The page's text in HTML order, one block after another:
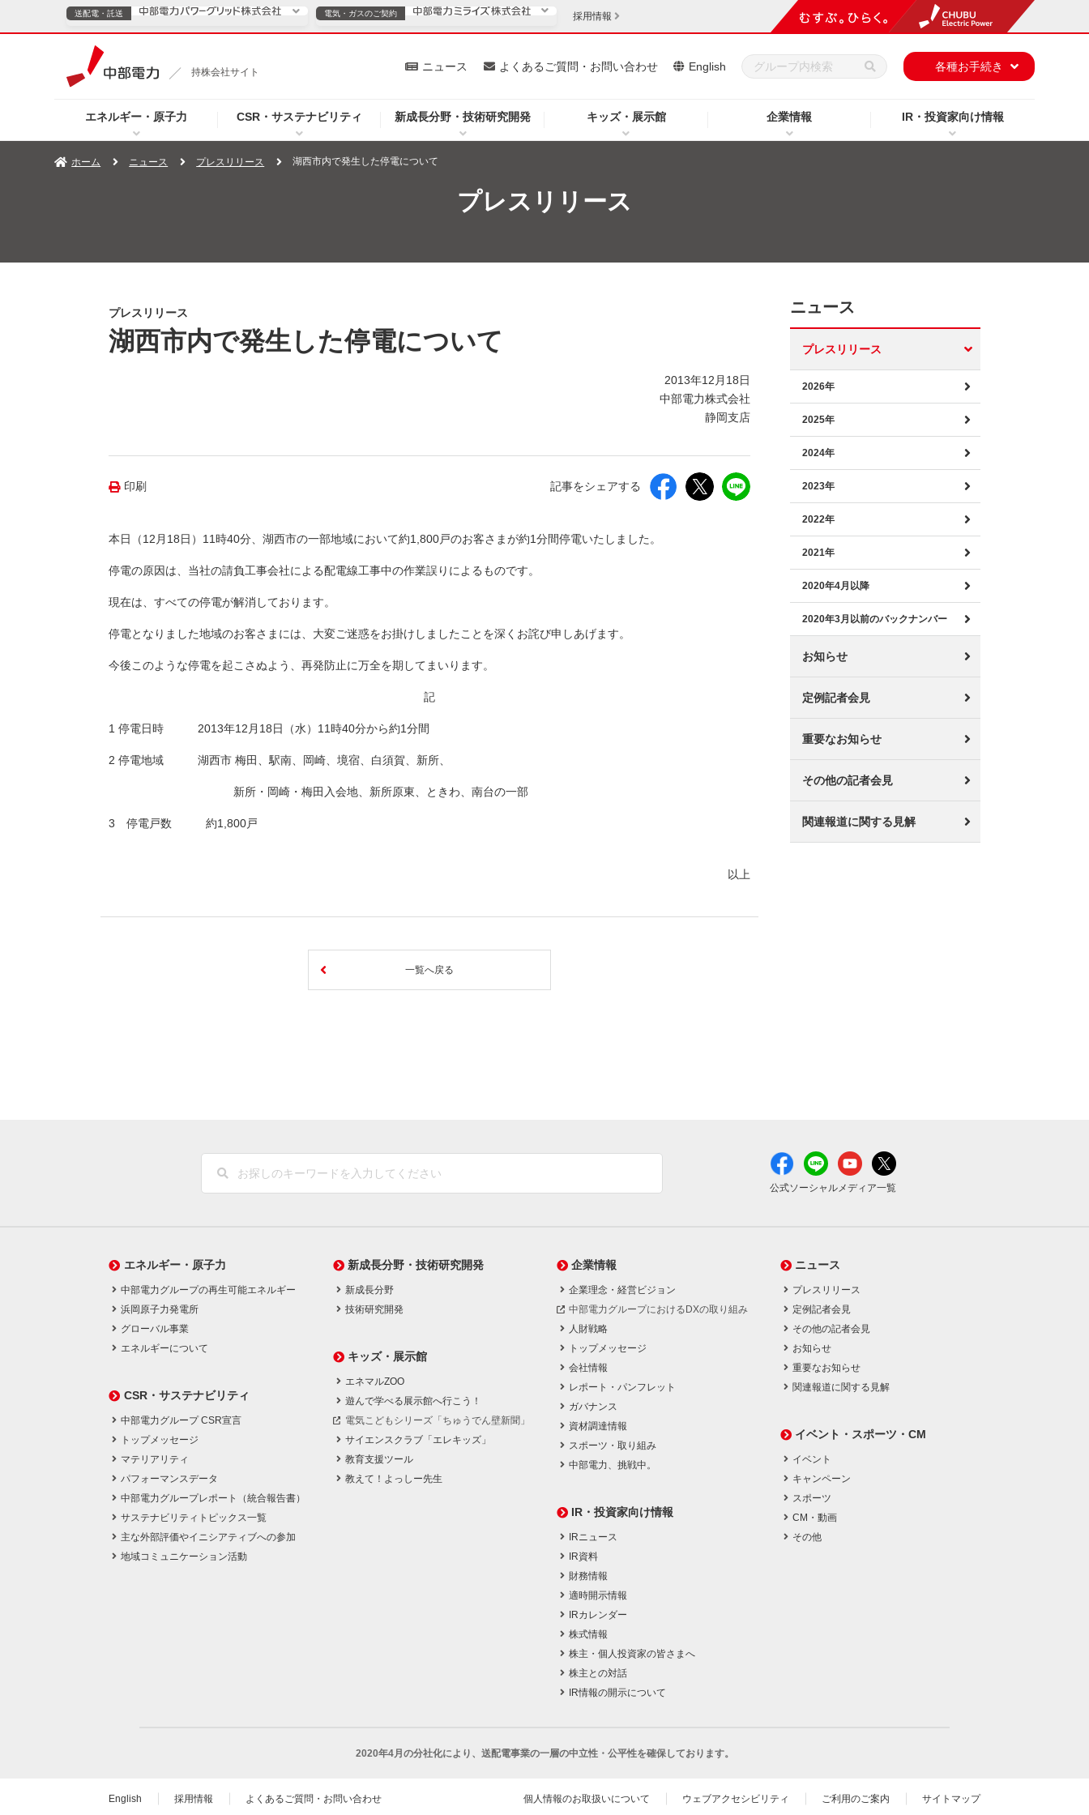
持株会社サイト
エネルギー・原子力 CSR・サステナビリティ 新成長分野・技術研究開発 キッズ・展示館 企業情報 IR・投資家向け情報
ニュース よくあるご質問・お問い合わせ English 各種お手続き
送配電・託送
TOPページへ ご案内 安定供給
企業情報
電気・ガスのご契約
電気・ガスのご契約
TOPページへ 個人のお客さま 法人のお客さま
採用情報
ホーム ニュース プレスリリース 湖西市内で発生した停電について
プレスリリース
プレスリリース
湖西市内で発生した停電について
2013年12月18日
中部電力株式会社
静岡支店
印刷 記事をシェアする
本日（12月18日）11時40分、湖西市の一部地域において約1,800戸のお客さまが約1分間停電いたしました。
停電の原因は、当社の請負工事会社による配電線工事中の作業誤りによるものです。
現在は、すべての停電が解消しております。
停電となりました地域のお客さまには、大変ご迷惑をお掛けしましたことを深くお詫び申しあげます。
今後このような停電を起こさぬよう、再発防止に万全を期してまいります。
記
1 停電日時 2013年12月18日（水）11時40分から約1分間
2 停電地域 湖西市 梅田、駅南、岡崎、境宿、白須賀、新所、
新所・岡崎・梅田入会地、新所原東、ときわ、南台の一部
3 停電戸数 約1,800戸
以上
一覧へ戻る
ニュース
プレスリリース
2026年
2025年
2024年
2023年
2022年
2021年
2020年4月以降
2020年3月以前のバックナンバー
お知らせ
定例記者会見
重要なお知らせ
その他の記者会見
関連報道に関する見解
公式ソーシャルメディア一覧
エネルギー・原子力
中部電力グループの再生可能エネルギー
浜岡原子力発電所
グローバル事業
エネルギーについて
CSR・サステナビリティ
中部電力グループ CSR宣言
トップメッセージ
マテリアリティ
パフォーマンスデータ
中部電力グループレポート（統合報告書）
サステナビリティトピックス一覧
主な外部評価やイニシアティブへの参加
地域コミュニケーション活動
新成長分野・技術研究開発
新成長分野
技術研究開発
キッズ・展示館
エネマルZOO
遊んで学べる展示館へ行こう！
電気こどもシリーズ「ちゅうでん壁新聞」
サイエンスクラブ「エレキッズ」
教育支援ツール
教えて！よっしー先生
企業情報
企業理念・経営ビジョン
中部電力グループにおけるDXの取り組み
人財戦略
トップメッセージ
会社情報
レポート・パンフレット
ガバナンス
資材調達情報
スポーツ・取り組み
中部電力、挑戦中。
IR・投資家向け情報
IRニュース
IR資料
財務情報
適時開示情報
IRカレンダー
株式情報
株主・個人投資家の皆さまへ
株主との対話
IR情報の開示について
ニュース
プレスリリース
定例記者会見
その他の記者会見
お知らせ
重要なお知らせ
関連報道に関する見解
イベント・スポーツ・CM
イベント
キャンペーン
スポーツ
CM・動画
その他
2020年4月の分社化により、 送配電事業の一層の中立性・公平性を確保しております。
English 採用情報 よくあるご質問・お問い合わせ 個人情報のお取扱いについて ウェブアクセシビリティ ご利用のご案内 サイトマップ